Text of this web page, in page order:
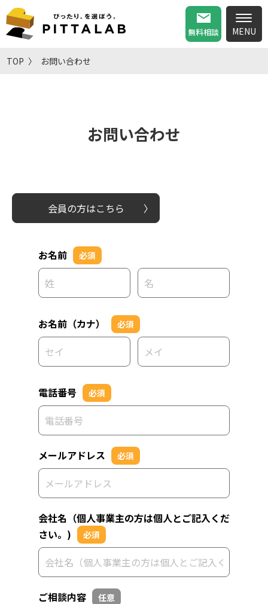
無料相談
TOP お問い合わせ
お問い合わせ
会員の方はこちら
お名前 必須
お名前（カナ） 必須
電話番号 必須
メールアドレス 必須
会社名（個人事業主の方は個人とご記入くだ
さい。)
必須
ご相談内容 任意